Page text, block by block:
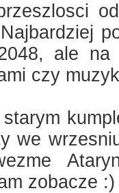
ale na
czy
we
zobacze :)